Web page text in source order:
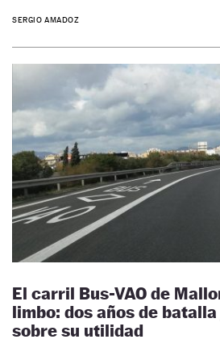
SERGIO AMADOZ
El carril Bus-VAO de
limbo: dos años de
sobre su utilidad